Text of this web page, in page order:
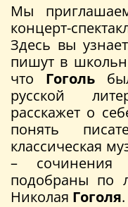
Мы
концерт-
Здесь вы
пишут в
что Гоголь
русской
расскажет о
понять
классическая
– сочинения
подобраны по
Николая Гоголя.